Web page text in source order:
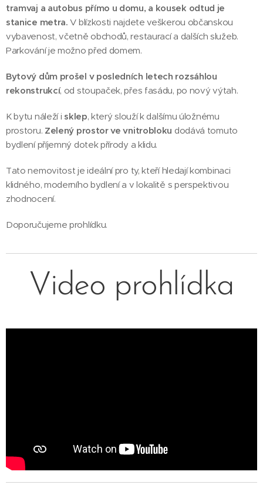
tramvaj a autobus přímo u domu, a kousek odtud je
stanice metra. V blízkosti najdete veškerou občanskou
vybavenost, včetně obchodů, restaurací a dalších služeb.
Parkování je možno před domem.
Bytový dům prošel v posledních letech rozsáhlou
rekonstrukcí, od stoupaček, přes fasádu, po nový výtah.
K bytu náleží i sklep, který slouží k dalšímu úložnému
prostoru. Zelený prostor ve vnitrobloku dodává tomuto
bydlení příjemný dotek přírody a klidu.
Tato nemovitost je ideální pro ty, kteří hledají kombinaci
klidného, moderního bydlení a v lokalitě s perspektivou
zhodnocení.
Doporučujeme prohlídku.
Video prohlídka